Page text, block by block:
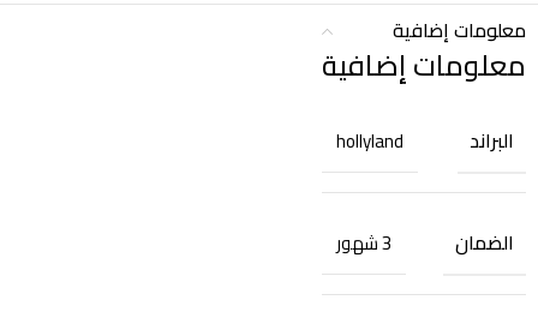
معلومات إضافية
معلومات إضافية
البراند hollyland
الضمان 3 شهور